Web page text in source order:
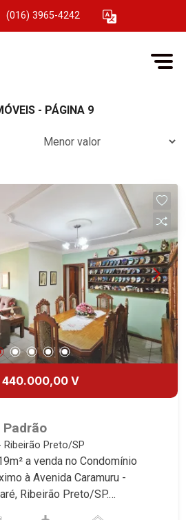
(016) 3965-4242
- PÁGINA 9
440.000,00 V
Ribeirão Preto/SP
a venda no Condomínio
à Avenida Caramuru -
Ribeirão Preto/SP.